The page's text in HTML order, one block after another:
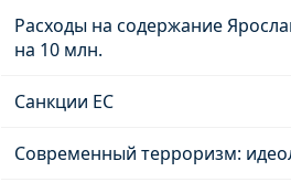
Расходы на содержание
на 10 млн.
Санкции ЕС
Современный терроризм: